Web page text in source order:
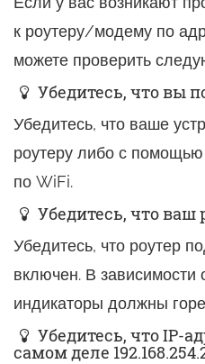
к роутеру/модему по
можете проверить
Убедитесь, что вы
Убедитесь, что ваше
роутеру либо с
по WiFi.
Убедитесь, что ваш
Убедитесь, что роутер
включен. В зависимости
индикаторы должны
Убедитесь, что IP-
самом деле